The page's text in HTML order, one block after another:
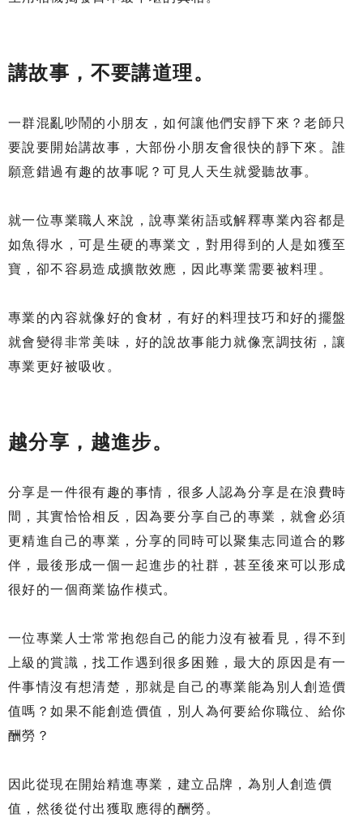
講故事，不要講道理。
一群混亂吵鬧的小朋友，如何讓他們安靜下來？老師只
要說要開始講故事，大部份小朋友會很快的靜下來。誰
願意錯過有趣的故事呢？可見人天生就愛聽故事。
就一位專業職人來說，說專業術語或解釋專業內容都是
如魚得水，可是生硬的專業文，對用得到的人是如獲至
寶，卻不容易造成擴散效應，因此專業需要被料理。
專業的內容就像好的食材，有好的料理技巧和好的擺盤
就會變得非常美味，好的說故事能力就像烹調技術，讓
專業更好被吸收。
越分享，越進步。
分享是一件很有趣的事情，很多人認為分享是在浪費時
間，其實恰恰相反，因為要分享自己的專業，就會必須
更精進自己的專業，分享的同時可以聚集志同道合的夥
伴，最後形成一個一起進步的社群，甚至後來可以形成
很好的一個商業協作模式。
一位專業人士常常抱怨自己的能力沒有被看見，得不到
上級的賞識，找工作遇到很多困難，最大的原因是有一
件事情沒有想清楚，那就是自己的專業能為別人創造價
值嗎？如果不能創造價值，別人為何要給你職位、給你
酬勞？
因此從現在開始精進專業，建立品牌，為別人創造價
值，然後從付出獲取應得的酬勞。